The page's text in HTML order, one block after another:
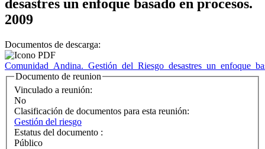
desastres un enfoque basado en procesos.
2009
Documentos de descarga:
Documento de reunion
Vinculado a reunión:
No
Clasificación de documentos para esta reunión:
Gestión del riesgo
Estatus del documento :
Público